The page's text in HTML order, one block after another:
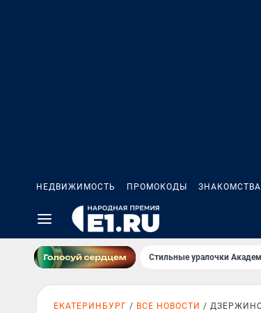
НЕДВИЖИМОСТЬ ПРОМОКОДЫ ЗНАКОМСТВА
Стильные уралочки
ЕКАТЕРИНБУРГ ВСЕ НОВОСТИ